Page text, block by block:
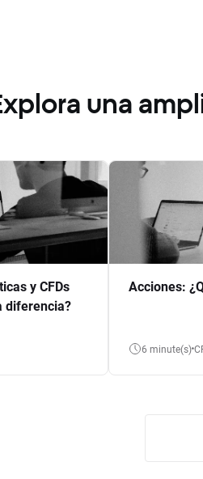
una
y CFDs
diferencia?
Acciones:
6 minute(s)